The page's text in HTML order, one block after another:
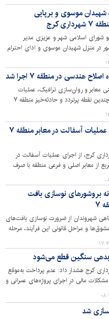
شهیدان موسوی و برپایی
کرج
شورای اسلامی شهر و عزیزی مدیر
حضور در منزل شهیدان موسوی و ادای احترام
عرصه دفاع مقدس، میز خدمت پاسخگویی
را در منطقه برپا کردند.
هندسی در منطقه ۷ اجرا شد
معابر و روان‌سازی ترافیک، عملیات
اصلاح هندسی در چندین نقطه پرتردد و حادثه‌خیز منطقه ۷
۵۶۰۰ متر مربع عملیات آسفالت در معابر منطقه ۷
۷ شهرداری کرج، از اجرای عملیات آسفالت در
۵۶۰۰ مترمربع از معابر اصلی و فرعی منطقه با صرف
خبر داد و گفت: این اقدامات با هدف افزایش
فرسودگی مسیرها انجام شده است.
بروشورهای نوسازی بافت
۷
شهروندان از ضرورت نوسازی بافت‌های
و مراحل قانونی این فرآیند، مرحله
بروشورهای نوسازی در محلات
بدهی سنگین قطع می‌شود
۷ شهرداری کرج هشدار داد: عدم پرداخت به‌موقع
مالی در اجرای پروژه‌های عمرانی و
می‌شود؛ از این رو برق مودیانی که دارای
قطع خواهد شد.
شد